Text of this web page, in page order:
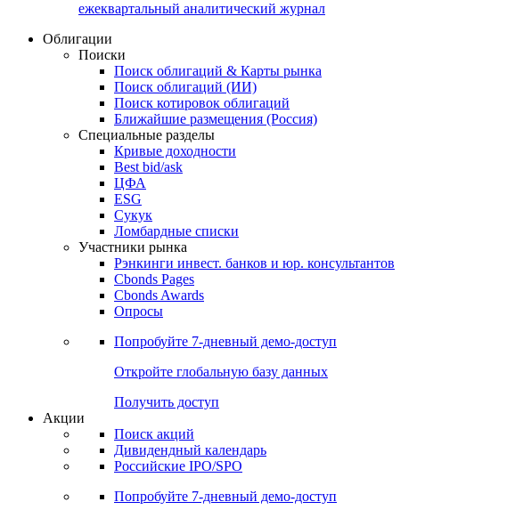
ежеквартальный аналитический журнал
Облигации
Поиски
Поиск облигаций & Карты рынка
Поиск облигаций (ИИ)
Поиск котировок облигаций
Ближайшие размещения (Россия)
Специальные разделы
Кривые доходности
Best bid/ask
ЦФА
ESG
Сукук
Ломбардные списки
Участники рынка
Рэнкинги инвест. банков и юр. консультантов
Cbonds Pages
Cbonds Awards
Опросы
Попробуйте 7-дневный демо-доступ
Откройте глобальную базу данных
Получить доступ
Акции
Поиск акций
Дивидендный календарь
Российские IPO/SPO
Попробуйте 7-дневный демо-доступ